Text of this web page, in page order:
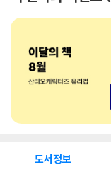
도서정보